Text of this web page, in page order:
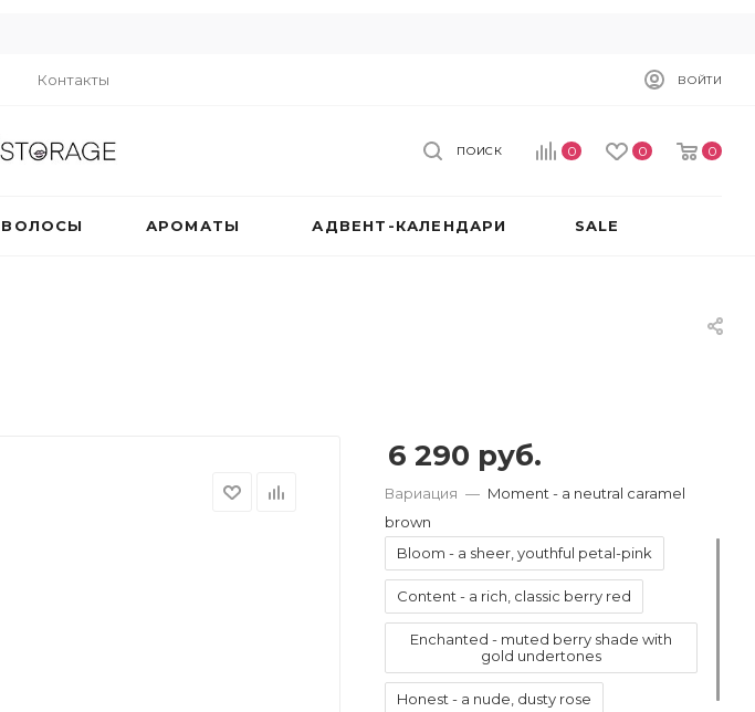
Контакты ВОЙТИ
0 0 0
ПОИСК
ВОЛОСЫ АРОМАТЫ АДВЕНТ-КАЛЕНДАРИ SALE
6 290 руб.
Вариация — Moment - a neutral caramel
brown
Bloom - a sheer, youthful petal-pink
Content - a rich, classic berry red
Enchanted - muted berry shade with
gold undertones
Honest - a nude, dusty rose